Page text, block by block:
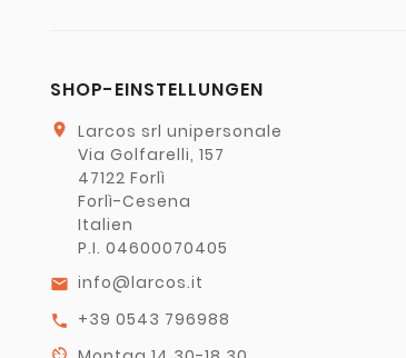
SHOP-EINSTELLUNGEN
location_on
Larcos srl unipersonale
Via Golfarelli, 157
47122 Forlì
Forlì-Cesena
Italien
P.I. 04600070405
email info@larcos.it
call +39 0543 796988